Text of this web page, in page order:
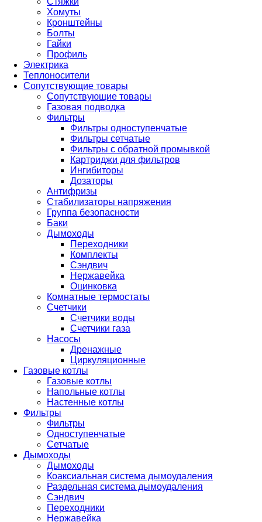
Хомуты
Кронштейны
Болты
Гайки
Профиль
Электрика
Теплоносители
Сопутствующие товары
Сопутствующие товары
Газовая подводка
Фильтры
Фильтры одноступенчатые
Фильтры сетчатые
Фильтры с обратной промывкой
Картриджи для фильтров
Ингибиторы
Дозаторы
Антифризы
Стабилизаторы напряжения
Группа безопасности
Баки
Дымоходы
Переходники
Комплекты
Сэндвич
Нержавейка
Оцинковка
Комнатные термостаты
Счетчики
Счетчики воды
Счетчики газа
Насосы
Дренажные
Циркуляционные
Газовые котлы
Газовые котлы
Напольные котлы
Настенные котлы
Фильтры
Фильтры
Одноступенчатые
Сетчатые
Дымоходы
Дымоходы
Коаксиальная система дымоудаления
Раздельная система дымоудаления
Сэндвич
Переходники
Нержавейка